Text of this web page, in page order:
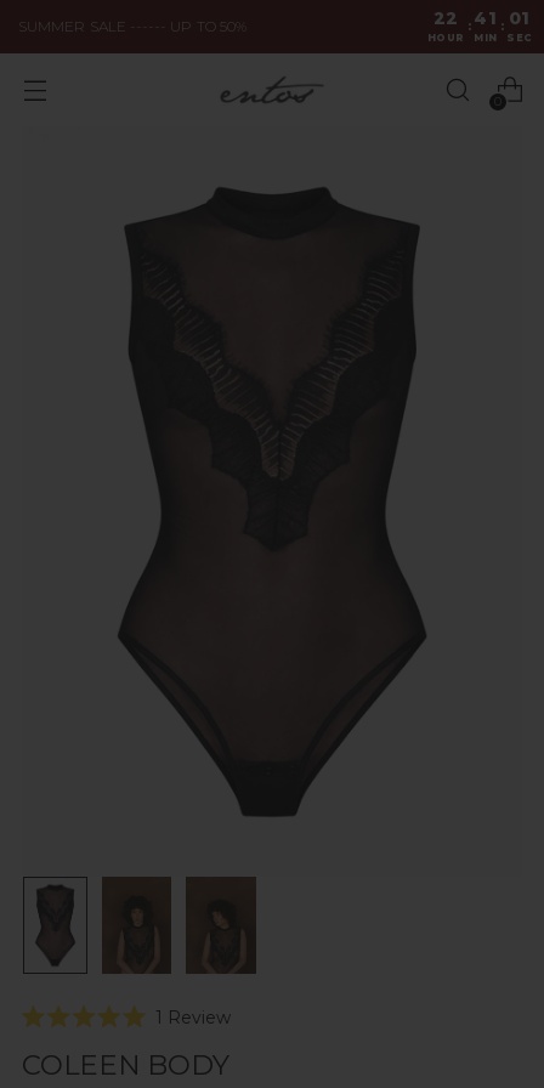
SUMMER SALE ------ UP TO 50% 22
HOUR
41
MIN
5.0
out
1 ReviewClick
COLEEN BODY